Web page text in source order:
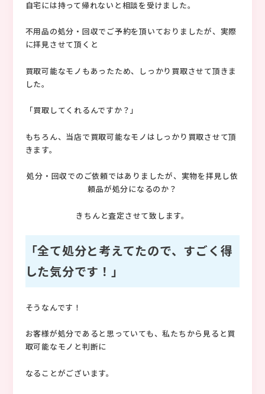
自宅には持って帰れないと相談を受けました。
不用品の処分・回収でご予約を頂いておりましたが、実際
に拝見させて頂くと
買取可能なモノもあったため、しっかり買取させて頂きま
した。
「買取してくれるんですか？」
もちろん、当店で買取可能なモノはしっかり買取させて頂
きます。
処分・回収でのご依頼ではありましたが、実物を拝見し依
頼品が処分になるのか？
きちんと査定させて致します。
「全て処分と考えてたので、すごく得
した気分です！」
そうなんです！
お客様が処分であると思っていても、私たちから見ると買
取可能なモノと判断に
なることがございます。